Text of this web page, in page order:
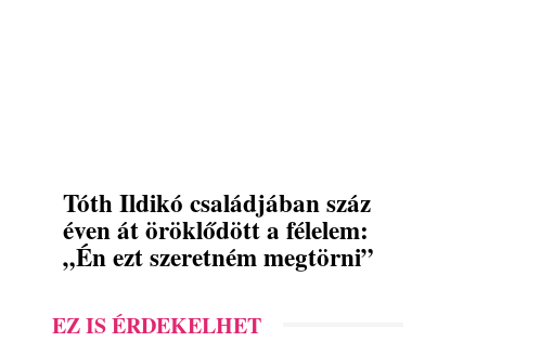
Tóth Ildikó családjában száz
éven át öröklődött a félelem:
„Én ezt szeretném megtörni”
EZ IS ÉRDEKELHET